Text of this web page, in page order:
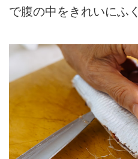
で腹の中をきれいにふく